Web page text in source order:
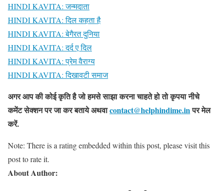
HINDI KAVITA: जन्मदाता
HINDI KAVITA: दिल कहता है
HINDI KAVITA: बेगैरत दुनिया
HINDI KAVITA: दर्द ए दिल
HINDI KAVITA: प्रेम वैराग्य
HINDI KAVITA: दिखावटी समाज
अगर आप की कोई कृति है जो हमसे साझा करना चाहते हो तो कृपया नीचे
कमेंट सेक्शन पर जा कर बतायेअथवाcontact@helphindime.inपर मेल
करें.
Note: There is a rating embedded within this post, please visit this
post to rate it.
About Author: